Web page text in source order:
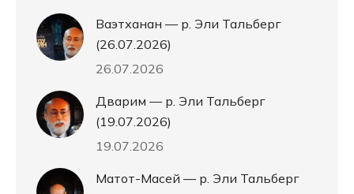
Ваэтханан — р. Эли Тальберг
(26.07.2026)
26.07.2026
Дварим — р. Эли Тальберг
(19.07.2026)
19.07.2026
Матот-Масей — р. Эли Тальберг